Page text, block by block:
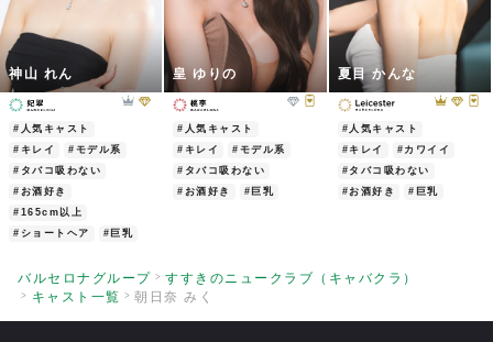
2026/06/02 | ID:QathcVlm6u
す。接待などでも使えそう。
2026/06/02 | ID:yvLHGnWnWA
まだあった事ないけど絶対いい子なんだろ
うな！可愛いトド様
これからも頑張っ
て！！
2
みくちゃんの可愛らしさ
ガチ夢中
す
神山 れん
#人気キャスト
#キレイ
#モデル系
#タバコ吸わない
#お酒好き
#165cm以上
#ショートヘア
#巨乳
皇 ゆりの
#人気キャスト
#キレイ
#モデル系
#タバコ吸わない
#お酒好き
#巨乳
夏目 かんな
#人気キャスト
#キレイ
#カワイイ
#タバコ吸わない
#お酒好き
#巨乳
バルセロナグループ
すすきのニュークラブ（キャバクラ）
キャスト一覧
朝日奈 みく